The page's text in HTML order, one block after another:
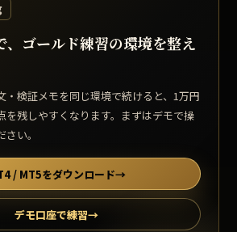
ゴールド練習の環境を整え
・検証メモを同じ環境で続けると、1万円
を残しやすくなります。まずはデモで操
い。
/ MT5をダウンロード→
デモ口座で練習→